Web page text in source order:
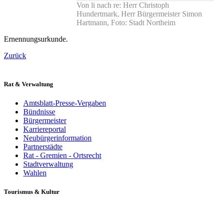
Von li nach re: Herr Christoph
Hundertmark, Herr Bürgermeister Simon
Hartmann, Foto: Stadt Northeim
Ernennungsurkunde.
Zurück
Rat & Verwaltung
Amtsblatt-Presse-Vergaben
Bündnisse
Bürgermeister
Karriereportal
Neubürgerinformation
Partnerstädte
Rat - Gremien - Ortsrecht
Stadtverwaltung
Wahlen
Tourismus & Kultur